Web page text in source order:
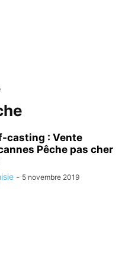
casting : Vente
Pêche pas cher
- 5 novembre 2019